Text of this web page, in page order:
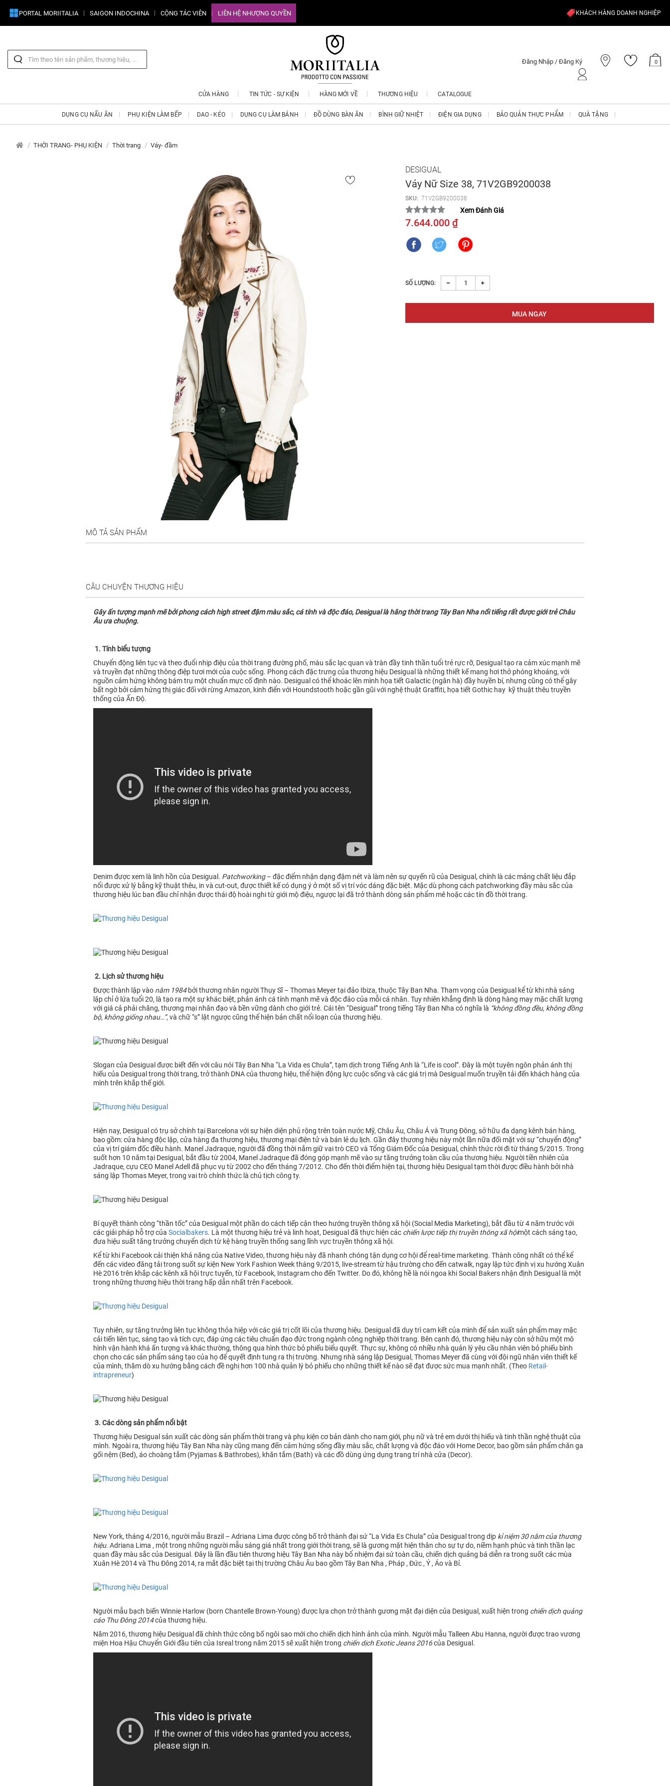
PORTAL MORIITALIA SAIGON INDOCHINA CỘNG TÁC VIÊN LIÊN HỆ NHƯỢNG QUYỀN KHÁCH HÀNG DOANH NGHIỆP
Đăng Nhập / Đăng Ký 0
CỬA HÀNG TIN TỨC - SỰ KIỆN HÀNG MỚI VỀ THƯƠNG HIỆU CATALOGUE
DỤNG CỤ NẤU ĂN PHỤ KIỆN LÀM BẾP DAO - KÉO DỤNG CỤ LÀM BÁNH ĐỒ DÙNG BÀN ĂN BÌNH GIỮ NHIỆT ĐIỆN GIA DỤNG BẢO QUẢN THỰC PHẨM QUÀ TẶNG
THỜI TRANG- PHỤ KIỆN Thời trang Váy- đầm
DESIGUAL
Váy Nữ Size 38, 71V2GB9200038
SKU: 71V2GB9200038
Xem Đánh Giá
7.644.000 ₫
SỐ LƯỢNG:
MÔ TẢ SẢN PHẨM
CÂU CHUYỆN THƯƠNG HIỆU
Gây ấn tượng mạnh mẽ bởi phong cách high street đậm màu sắc, cá tính và độc đáo, Desigual là hãng thời trang Tây Ban Nha nổi tiếng rất được giới trẻ Châu
Âu ưa chuộng.
1. Tính biểu tượng
Chuyển động liên tục và theo đuổi nhịp điệu của thời trang đường phố, màu sắc lạc quan và tràn đầy tinh thần tuổi trẻ rực rỡ, Desigual tạo ra cảm xúc mạnh mẽ
và truyền đạt những thông điệp tươi mới của cuộc sống. Phong cách đặc trưng của thương hiệu Desigual là những thiết kế mang hơi thở phóng khoáng, với
nguồn cảm hứng không bám trụ một chuẩn mực cố định nào. Desigual có thể khoác lên mình họa tiết Galactic (ngân hà) đầy huyền bí, nhưng cũng có thể gây
bất ngờ bởi cảm hứng thị giác đối với rừng Amazon, kinh điển với Houndstooth hoặc gần gũi với nghệ thuật Graffiti, họa tiết Gothic hay kỹ thuật thêu truyền
thống của Ấn Độ.
Denim được xem là linh hồn của Desigual. Patchworking– đặc điểm nhận dạng đậm nét và làm nên sự quyến rũ của Desigual, chính là các mảng chất liệu đắp
nổi được xử lý bằng kỹ thuật thêu, in và cut-out, được thiết kế có dụng ý ở một số vị trí vóc dáng đặc biệt. Mặc dù phong cách patchworking đầy màu sắc của
thương hiệu lúc ban đầu chỉ nhận được thái độ hoài nghi từ giới mộ điệu, ngược lại đã trở thành dòng sản phẩm mê hoặc các tín đồ thời trang.
2. Lịch sử thương hiệu
Được thành lập vào năm 1984bởi thương nhân người Thụy Sĩ – Thomas Meyer tại đảo Ibiza, thuộc Tây Ban Nha. Tham vọng của Desigual kể từ khi nhà sáng
lập chỉ ở lứa tuổi 20, là tạo ra một sự khác biệt, phản ánh cá tính mạnh mẽ và độc đáo của mỗi cá nhân. Tuy nhiên khẳng định là dòng hàng may mặc chất lượng
với giá cả phải chăng, thương mại nhân đạo và bền vững dành cho giới trẻ. Cái tên “Desigual” trong tiếng Tây Ban Nha có nghĩa là “không đồng đều, không đồng
bộ, không giống nhau…”, và chữ “s” lật ngược cũng thể hiện bản chất nổi loạn của thương hiệu.
Slogan của Desigual được biết đến với câu nói Tây Ban Nha “La Vida es Chula”, tạm dịch trong Tiếng Anh là “Life is cool”. Đây là một tuyên ngôn phản ánh thị
hiếu của Desigual trong thời trang, trở thành DNA của thương hiệu, thể hiện động lực cuộc sống và các giá trị mà Desigual muốn truyền tải đến khách hàng của
mình trên khắp thế giới.
Hiện nay, Desigual có trụ sở chính tại Barcelona với sự hiện diện phủ rộng trên toàn nước Mỹ, Châu Âu, Châu Á và Trung Đông, sở hữu đa dạng kênh bán hàng,
bao gồm: cửa hàng độc lập, cửa hàng đa thương hiệu, thương mại điện tử và bán lẻ du lịch. Gần đây thương hiệu này một lần nữa đối mặt với sự “chuyển động”
của vị trí giám đốc điều hành. Manel Jadraque, người đã đồng thời nắm giữ vai trò CEO và Tổng Giám Đốc của Desigual, chính thức rời đi từ tháng 5/2015. Trong
suốt hơn 10 năm tại Desigual, bắt đầu từ 2004, Manel Jadraque đã đóng góp mạnh mẽ vào sự tăng trưởng toàn cầu của thương hiệu. Người tiền nhiên của
Jadraque, cựu CEO Manel Adell đã phục vụ từ 2002 cho đến tháng 7/2012. Cho đến thời điểm hiện tại, thương hiệu Desigual tạm thời được điều hành bởi nhà
sáng lập Thomas Meyer, trong vai trò chính thức là chủ tịch công ty.
Bí quyết thành công “thần tốc” của Desigual một phần do cách tiếp cận theo hướng truyền thông xã hội (Social Media Marketing), bắt đầu từ 4 năm trước với
các giải pháp hỗ trợ của Socialbakers. Là một thương hiệu trẻ và linh hoạt, Desigual đã thực hiện các chiến lược tiếp thị truyền thông xã hộimột cách sáng tạo,
đưa hiệu suất tăng trưởng chuyển dịch từ kệ hàng truyền thống sang lĩnh vực truyền thông xã hội.
Kể từ khi Facebook cải thiện khả năng của Native Video, thương hiệu này đã nhanh chóng tận dụng cơ hội để real-time marketing. Thành công nhất có thể kể
đến các video đăng tải trong suốt sự kiện New York Fashion Week tháng 9/2015, live-stream từ hậu trường cho đến catwalk, ngay lập tức định vị xu hướng Xuân
Hè 2016 trên khắp các kênh xã hội trực tuyến, từ Facebook, Instagram cho đến Twitter. Do đó, không hề là nói ngoa khi Social Bakers nhận định Desigual là một
trong những thương hiệu thời trang hấp dẫn nhất trên Facebook.
Tuy nhiên, sự tăng trưởng liên tục không thỏa hiệp với các giá trị cốt lõi của thương hiệu. Desigual đã duy trì cam kết của mình để sản xuất sản phẩm may mặc
cải tiến liên tục, sáng tạo và tích cực, đáp ứng các tiêu chuẩn đạo đức trong ngành công nghiệp thời trang. Bên cạnh đó, thương hiệu này còn sở hữu một mô
hình vận hành khá ấn tượng và khác thường, thông qua hình thức bỏ phiếu biểu quyết. Thực sự, không có nhiều nhà quản lý yêu cầu nhân viên bỏ phiếu bình
chọn cho các sản phẩm sáng tạo của họ để quyết định tung ra thị trường. Nhưng nhà sáng lập Desigual, Thomas Meyer đã cùng với đội ngũ nhân viên thiết kế
của mình, thăm dò xu hướng bằng cách đề nghị hơn 100 nhà quản lý bỏ phiếu cho những thiết kế nào sẽ đạt được sức mua mạnh nhất. (Theo Retail-
intrapreneur)
3. Các dòng sản phẩm nổi bật
Thương hiệu Desigual sản xuất các dòng sản phẩm thời trang và phụ kiện cơ bản dành cho nam giới, phụ nữ và trẻ em dưới thị hiếu và tinh thần nghệ thuật của
mình. Ngoài ra, thương hiệu Tây Ban Nha này cũng mang đến cảm hứng sống đầy màu sắc, chất lượng và độc đáo với Home Decor, bao gồm sản phẩm chăn ga
gối nệm (Bed), áo choàng tắm (Pyjamas & Bathrobes), khăn tắm (Bath) và các đồ dùng ứng dụng trang trí nhà cửa (Decor).
New York, tháng 4/2016, người mẫu Brazil – Adriana Lima được công bố trở thành đại sứ “La Vida Es Chula” của Desigual trong dịp kỉ niệm 30 năm của thương
hiệu. Adriana Lima , một trong những người mẫu sáng giá nhất trong giới thời trang, sẽ là gương mặt hiện thân cho sự tự do, niềm hạnh phúc và tinh thần lạc
quan đầy màu sắc của Desigual. Đây là lần đầu tiên thương hiệu Tây Ban Nha này bổ nhiệm đại sứ toàn cầu, chiến dịch quảng bá diễn ra trong suốt các mùa
Xuân Hè 2014 và Thu Đông 2014, ra mắt đặc biệt tại thị trường Châu Âu bao gồm Tây Ban Nha , Pháp , Đức , Ý , Áo và Bỉ.
Người mẫu bạch biến Winnie Harlow (born Chantelle Brown-Young) được lựa chọn trở thành gương mặt đại diện của Desigual, xuất hiện trong chiến dịch quảng
cáo Thu Đông 2014của thương hiệu.
Năm 2016, thương hiệu Desigual đã chính thức công bố ngôi sao mới cho chiến dịch hình ảnh của mình. Người mẫu Talleen Abu Hanna, người được trao vương
miện Hoa Hậu Chuyển Giới đầu tiên của Isreal trong năm 2015 sẽ xuất hiện trong chiến dịch Exotic Jeans 2016của Desigual.